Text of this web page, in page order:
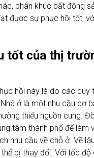
phân khúc bất động
được sự phục hồi tốt,
tốt của thị
hồi này là do các quy
ở là một nhu cầu cơ
thiếu nguồn cung.
tâm thành phố để làm
nhu cầu về chỗ ở. Về
bị thay đổi. Với tốc độ